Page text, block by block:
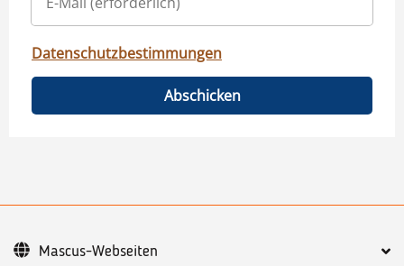
Datenschutzbestimmungen
Abschicken
Mascus-Webseiten